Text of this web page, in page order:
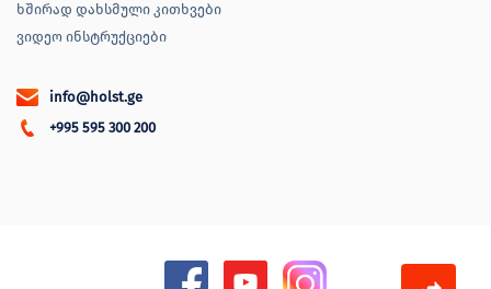
ხშირად დახსმული კითხვები
ვიდეო ინსტრუქციები
info@holst.ge
+995 595 300 200